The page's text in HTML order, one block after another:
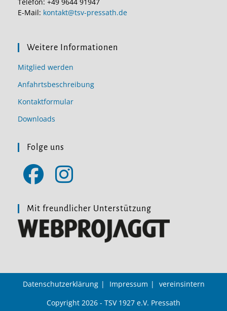
E-Mail: kontakt@tsv-pressath.de
Weitere Informationen
Mitglied werden
Anfahrtsbeschreibung
Kontaktformular
Downloads
Folge uns
in
a
new
tab
a
new
tab
Mit freundlicher Unterstützung
Datenschutzerklärung Impressum
vereinsintern
Copyright 2026 - TSV 1927 e.V. Pressath